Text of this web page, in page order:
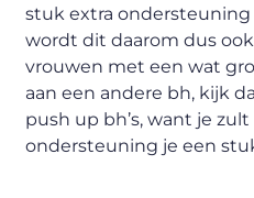
stuk extra
wordt dit daarom dus
vrouwen met een wat
aan een andere bh, kijk
push up bh’s, want je
ondersteuning je een